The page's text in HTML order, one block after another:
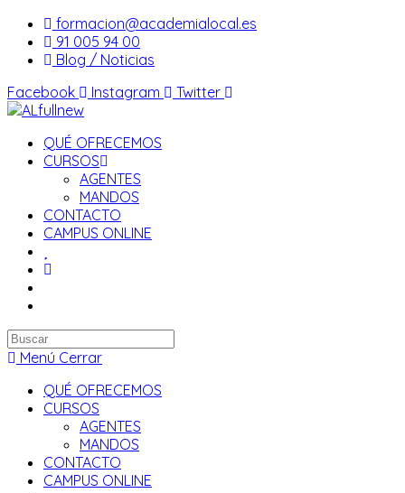
Saltar
contenido
formacion@academialocal.es
91 005 94 00
Blog / Noticias
Facebook
Instagram Twitter
QUÉ OFRECEMOS
CURSOS
AGENTES
MANDOS
CONTACTO
CAMPUS ONLINE
Buscar
en
web
Menú Cerrar
QUÉ OFRECEMOS
CURSOS
AGENTES
MANDOS
CONTACTO
CAMPUS ONLINE